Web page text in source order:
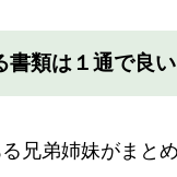
書類は１通で良い
兄弟姉妹がまと